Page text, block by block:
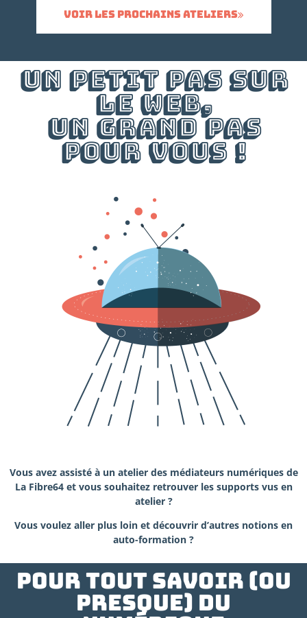
Voir les prochains ateliers
Un petit pas sur
le web,
un grand pas
pour vous !
Vous avez assisté à un atelier des médiateurs numériques de
La Fibre64 et vous souhaitez retrouver les supports vus en
atelier ?
Vous voulez aller plus loin et découvrir d’autres notions en
auto-formation ?
Pour tout savoir (ou
presque) du